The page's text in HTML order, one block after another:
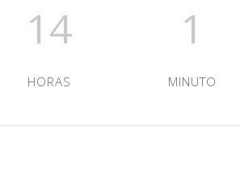
14
HORAS
1
MINUTO